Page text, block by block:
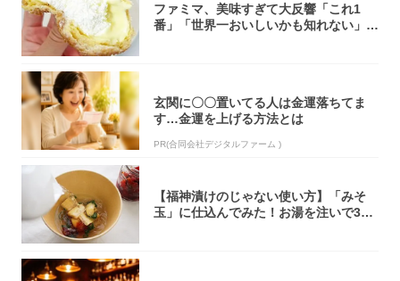
ファミマ、美味すぎて大反響「これ1
番」「世界一おいしいかも知れない」
玄関に〇〇置いてる人は金運落ちてま
す…金運を上げる方法とは
PR(合同会社デジタルファーム )
【福神漬けのじゃない使い方】「みそ
玉」に仕込んでみた！お湯を注いで30